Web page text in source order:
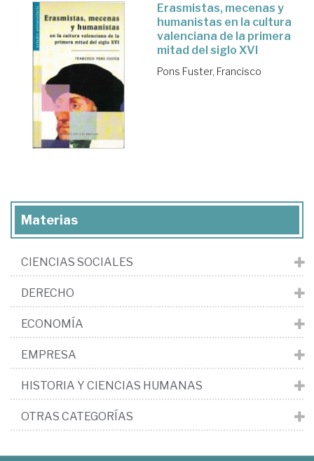
Erasmistas, mecenas y
humanistas en la cultura
valenciana de la primera
mitad del siglo XVI
Pons Fuster, Francisco
Materias
CIENCIAS SOCIALES
DERECHO
ECONOMÍA
EMPRESA
HISTORIA Y CIENCIAS HUMANAS
OTRAS CATEGORÍAS